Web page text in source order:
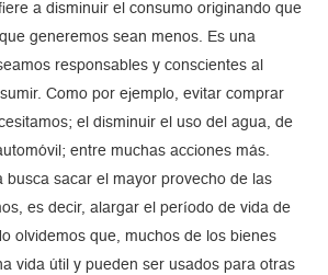
a disminuir el consumo originando que
generemos sean menos. Es una
responsables y conscientes al
Como por ejemplo, evitar comprar
el disminuir el uso del agua, de
entre muchas acciones más.
busca sacar el mayor provecho de las
es decir, alargar el período de vida de
olvidemos que, muchos de los bienes
vida útil y pueden ser usados para otras